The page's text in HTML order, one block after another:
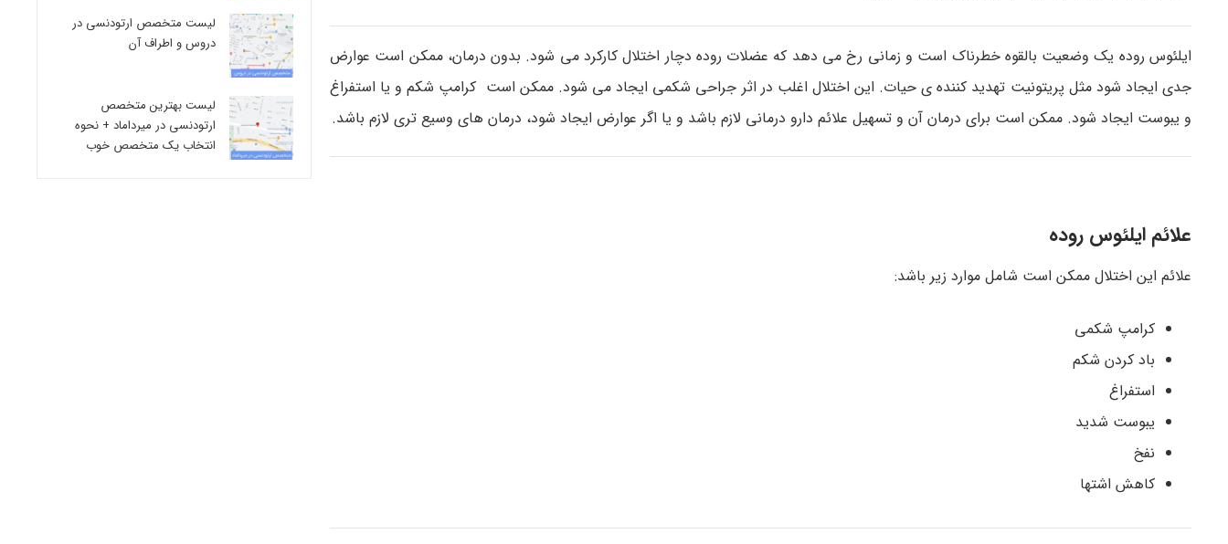
ایلئوس روده یک وضعیت بالقوه خطرناک است و زمانی رخ می دهد که عضلات روده دچار اختلال کارکرد می شود. بدون درمان، ممکن است عوارض
جدی ایجاد شود مثل پریتونیت تهدید کننده ی حیات. این اختلال اغلب در اثر جراحی شکمی ایجاد می شود. ممکن است کرامپ شکم و یا استفراغ
و یبوست ایجاد شود. ممکن است برای درمان آن و تسهیل علائم دارو درمانی لازم باشد و یا اگر عوارض ایجاد شود، درمان های وسیع تری لازم باشد.
علائم ایلئوس روده
علائم این اختلال ممکن است شامل موارد زیر باشد:
کرامپ شکمی
باد کردن شکم
استفراغ
یبوست شدید
نفخ
کاهش اشتها
لیست متخصص ارتودنسی در
دروس و اطراف آن
لیست بهترین متخصص
ارتودنسی در میرداماد + نحوه
انتخاب یک متخصص خوب